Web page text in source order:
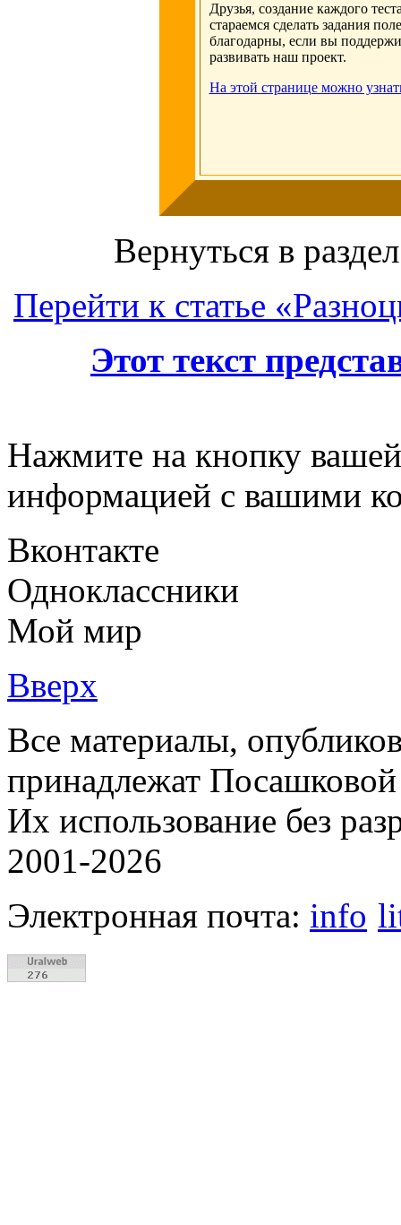
Друзья, создание каждого
стараемся сделать задания
благодарны, если вы
развивать наш проект.
На этой странице можно
Вернуться в раздел
Перейти к статье
Этот текст
Нажмите на кнопку
информацией с вашими
Вконтакте
Одноклассники
Мой мир
Вверх
Все материалы,
принадлежат
Их использование без
2001-2026
Электронная почта: info